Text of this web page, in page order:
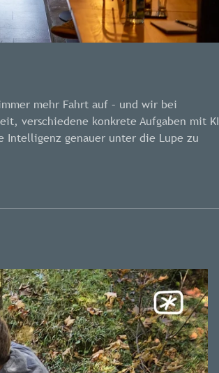
mehr Fahrt auf – und wir bei
verschiedene konkrete Aufgaben mit KI
Intelligenz genauer unter die Lupe zu